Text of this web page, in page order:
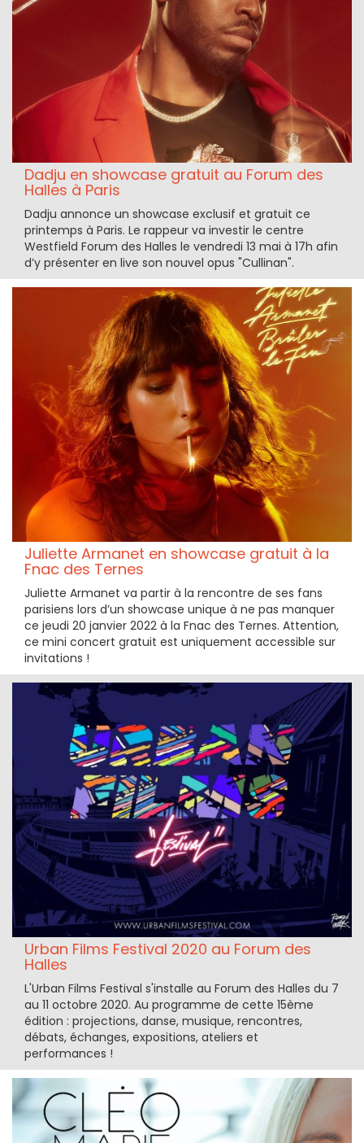
Dadju en showcase gratuit au Forum des
Halles à Paris
Dadju annonce un showcase exclusif et gratuit ce
printemps à Paris. Le rappeur va investir le centre
Westfield Forum des Halles le vendredi 13 mai à 17h afin
d’y présenter en live son nouvel opus "Cullinan".
Juliette Armanet en showcase gratuit à la
Fnac des Ternes
Juliette Armanet va partir à la rencontre de ses fans
parisiens lors d’un showcase unique à ne pas manquer
ce jeudi 20 janvier 2022 à la Fnac des Ternes. Attention,
ce mini concert gratuit est uniquement accessible sur
invitations !
Urban Films Festival 2020 au Forum des
Halles
L'Urban Films Festival s'installe au Forum des Halles du 7
au 11 octobre 2020. Au programme de cette 15ème
édition : projections, danse, musique, rencontres,
débats, échanges, expositions, ateliers et
performances !